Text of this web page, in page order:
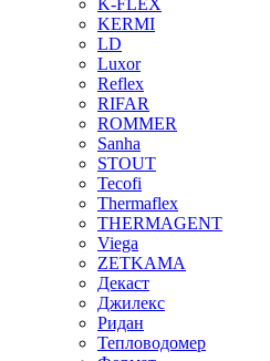
KERMI
LD
Luxor
Reflex
RIFAR
ROMMER
Sanha
STOUT
Tecofi
Thermaflex
THERMAGENT
Viega
ZETKAMA
Декаст
Джилекс
Ридан
Тепловодомер